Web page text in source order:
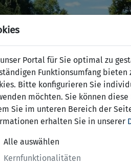
Portal für Sie optimal zu
Funktionsumfang bieten
Bitte konfigurieren Sie
möchten. Sie können
Sie im unteren Bereich der
erhalten Sie in unserer
Alle auswählen
Kernfunktionalitäten